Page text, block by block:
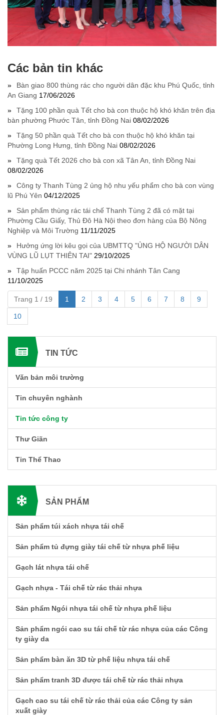
Các bản tin khác
Bàn giao 800 thùng rác cho người dân đặc khu Phú Quốc, tỉnh
An Giang 17/06/2026
Tặng 100 phần quà Tết cho bà con thuộc hộ khó khăn trên địa
bàn phường Phước Tân, tỉnh Đồng Nai 08/02/2026
Tặng 50 phần quà Tết cho bà con thuộc hộ khó khăn tại
Phường Long Hưng, tỉnh Đồng Nai 08/02/2026
Tặng quà Tết 2026 cho bà con xã Tân An, tỉnh Đồng Nai
08/02/2026
Công ty Thanh Tùng 2 ủng hộ nhu yếu phẩm cho bà con vùng
lũ Phú Yên 04/12/2025
Sản phẩm thùng rác tái chế Thanh Tùng 2 đã có mặt tại
Phường Cầu Giấy, Thủ Đô Hà Nội theo đơn hàng của Bộ Nông
Nghiệp và Môi Trường 11/11/2025
Hưởng ứng lời kêu gọi của UBMTTQ "ỦNG HỘ NGƯỜI DÂN
VÙNG LŨ LỤT THIÊN TAI" 29/10/2025
Tập huấn PCCC năm 2025 tại Chi nhánh Tân Cang
11/10/2025
Trang 1 / 19 1 2 3 4 5 6 7 8 9
10
TIN TỨC
Văn bản môi trường
Tin chuyên nghành
Tin tức công ty
Thư Giãn
Tin Thể Thao
SẢN PHẨM
Sản phẩm túi xách nhựa tái chế
Sản phẩm tủ đựng giày tái chế từ nhựa phế liệu
Gạch lát nhựa tái chế
Gạch nhựa - Tái chế từ rác thải nhựa
Sản phẩm Ngói nhựa tái chế từ nhựa phế liệu
Sản phẩm ngói cao su tái chế từ rác nhựa của các Công
ty giày da
Sản phẩm bàn ăn 3D từ phế liệu nhựa tái chế
Sản phẩm tranh 3D được tái chế từ rác thải nhựa
Gạch cao su tái chế từ rác thải của các Công ty sản
xuất giày